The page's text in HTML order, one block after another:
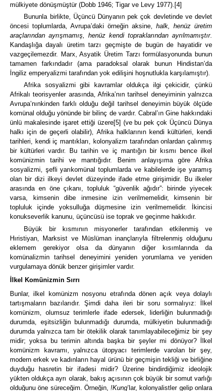
mülkiyete dönüşmüştür (Dobb 1946; Tigar ve Levy 1977). [4]
Bununla birlikte, Üçüncü Dünyanın pek çok devletinde ve devlet
öncesi toplumlarda, Avrupa’daki örneğin aksine, halk, henüz üretim
araçlarından ayrışmamış, henüz kendi topraklarından ayrılmamıştır.
Kandaşlığa dayalı üretim tarzı geçmişte de bugün de hayatidir ve
vazgeçilemezdir. Marx, Asyatik Üretim Tarzı formülasyonunda bunun
tamamen farkındadır (ama paradoksal olarak bunun Hindistan’da
İngiliz emperyalizmi tarafından yok edilişini hoşnutlukla karşılamıştır).
Afrika sosyalizmi gibi kavramlar oldukça ilgi çekicidir, çünkü
Afrikalı teorisyenler arasında, Afrika’nın tarihsel deneyiminin yalnızca
Avrupa’nınkinden farklı olduğu değil tarihsel deneyimin büyük ölçüde
komünal olduğu yönünde bir bilinç de vardır. Cabral’ın Gine hakkındaki
ünlü makalesinde işaret ettiği üzere[5] (ve bu pek çok Üçüncü Dünya
halkı için de geçerli olabilir), Afrika halklarının kendi kültürleri, kendi
tarihleri, kendi iç mantıkları, kolonyalizm tarafından onlardan çalınmış
bir kültürleri vardır.
Bu tarihin ve iç mantığın bir kısmı bence ilkel
komünizmin tarihi ve mantığıdır.
Benim anlayışıma göre Afrika
sosyalizmi, şefli yarıkomünal toplumlarda ve kabilelerde işe yaramış
olan bir dizi ilkeyi devlet düzeyinde ifade etme girişimidir. Bu ilkeler
arasında en öne çıkanı, topluluk “güvenlik ağıdır”:
birinde yiyecek
varsa, kimsenin dibe inmesine izin verilmemelidir, kimsenin bir
topluluk içinde yoksulluğa düşmesine izin verilmemelidir.
İkincisi
konukseverlik kanunu, üçüncüsü ise toprak ve geçinme hakkıdır.
Büyük bir kısmının misyonerler tarafından etkilenmiş ve
Hıristiyan, Marksist ve Müslüman inançlarıyla filtrelenmiş olduğunu
eklemem gerekiyor olsa da dünyanın diğer kısımlarında da
komünalizmin tarihsel deneyimini yeniden yorumlama ve yeniden
vurgulamaya dönük benzer girişimler vardır.
İlkel Komünizmin Sırrı
Bunlar, ilkel komünizm nosyonu etrafında dönen açık veya dolaylı
tartışmaların bazılarıdır. Şimdi daha ileri bir soru sormalıyız:
İlkel
komünizm, olumsuz terimlerle ifade edersek, liderliğin bulunmadığı
durumda, eşitsizliğin bulunmadığı durumda, mülkiyetin bulunmadığı
durumda yalnızca tam bir ötekilik olarak tanımlayabileceğimiz bir şey
midir; yoksa bu terimin altında başka bir şeyler mi dönüyor?İlkel
komünizm kavramı, yalnızca ütopyacı terimlerde varolan bir şey,
modern erkek ve kadınların hayal ürünü bir geçmişin tekliği ve birliğine
duyduğu hasretin bir ifadesi midir? Üzerine bindirdiğimiz ideolojik
yükten oldukça ayrı olarak, bakış açısının çok büyük bir somut varlığı
olduğunu öne süreceğim. Örneğin,!Kung’lar, kolonyalistler gelip onlara